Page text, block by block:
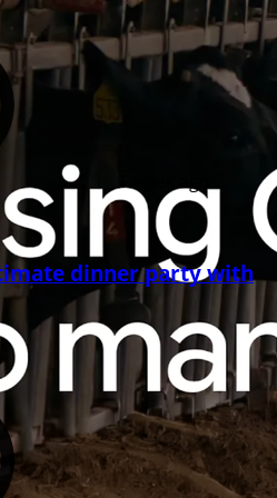
1 week ago
dinner party with